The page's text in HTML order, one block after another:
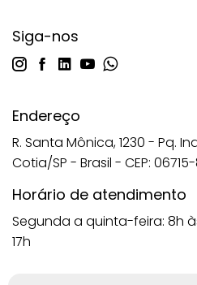
Siga-nos
Endereço
R. Santa Mônica, 1230 - Pq.
Cotia/SP - Brasil - CEP:
Horário de atendimento
Segunda a quinta-feira: 8h
17h